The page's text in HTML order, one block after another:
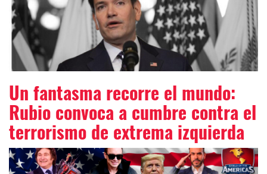
Un fantasma recorre el mundo:
Rubio convoca a cumbre contra el
terrorismo de extrema izquierda